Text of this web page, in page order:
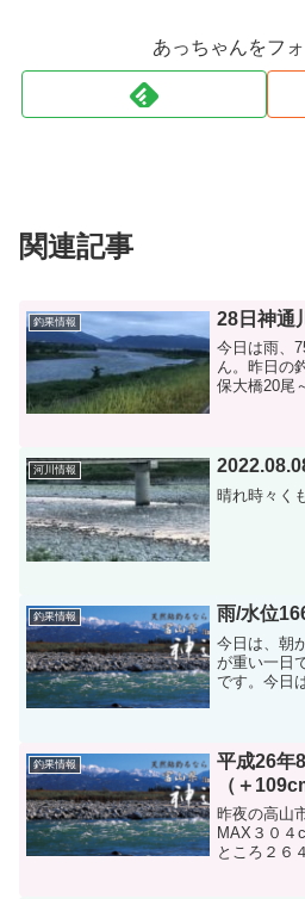
あっちゃんをフ
関連記事
釣果情報 28日神通
今日は雨、
ん。昨日の
保大橋20尾
河川情報
晴れ時々く
釣果情報 雨/水位
今日は、朝
が重い一日
です。今日
たようです
釣果情報
平成26年
（＋
昨夜の高山
MAX３０４
ところ２６